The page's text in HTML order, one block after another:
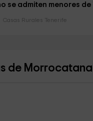
se admiten menores
Casas Rurales Tenerife
de Morrocatana